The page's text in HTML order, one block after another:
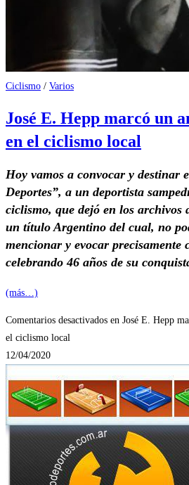
Ciclismo / Varios
José E. Hepp marcó un
en el ciclismo local
Hoy vamos a convocar y destinar
Deportes”, a un deportista
ciclismo, que dejó en los archivos
un título Argentino del cual, no
mencionar y evocar precisamente
celebrando 46 años de su
(más…)
Comentarios desactivados en José E. Hepp
el ciclismo local
12/04/2020